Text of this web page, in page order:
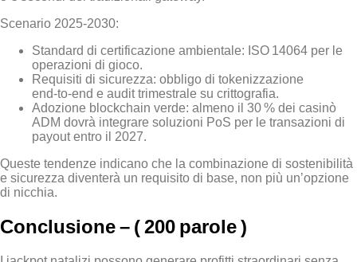
Scenario 2025‑2030:
Standard di certificazione ambientale: ISO 14064 per le
operazioni di gioco.
Requisiti di sicurezza: obbligo di tokenizzazione
end‑to‑end e audit trimestrale su crittografia.
Adozione blockchain verde: almeno il 30 % dei casinò
ADM dovrà integrare soluzioni PoS per le transazioni di
payout entro il 2027.
Queste tendenze indicano che la combinazione di sostenibilità
e sicurezza diventerà un requisito di base, non più un’opzione
di nicchia.
Conclusione – ( 200 parole )